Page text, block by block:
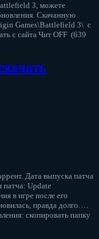
3, можете
Скачанную
Games\Battlefield 3\ с
с сайта Чит OFF (639
Дата выпуска патча
патча: Update
в игре после его
правда долго….
скопировать папку